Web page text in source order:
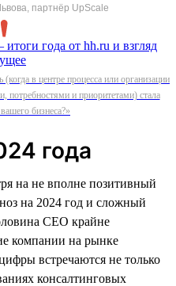
партнёр UpScale
в центре процесса или организации
потребностями и приоритетами) стала
бизнеса?»
года
на не вполне позитивный
на 2024 год и сложный
СЕО крайне
компании на рынке
встречаются не только
консалтинговых